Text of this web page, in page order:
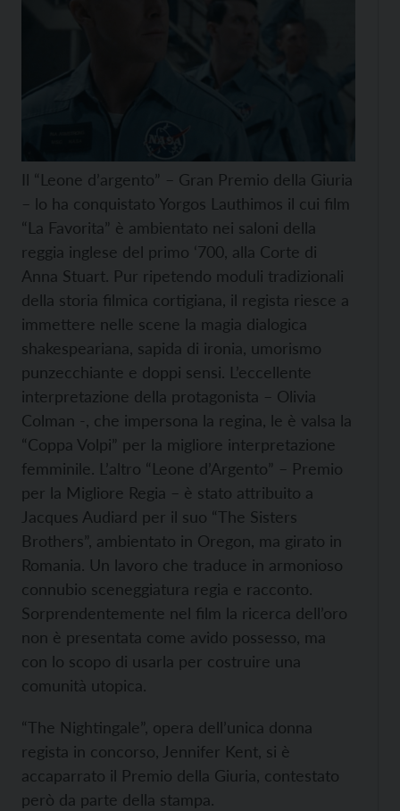
Il “Leone d’argento” – Gran Premio della Giuria
– lo ha conquistato Yorgos Lauthimos il cui film
“La Favorita” è ambientato nei saloni della
reggia inglese del primo ‘700, alla Corte di
Anna Stuart. Pur ripetendo moduli tradizionali
della storia filmica cortigiana, il regista riesce a
immettere nelle scene la magia dialogica
shakespeariana, sapida di ironia, umorismo
punzecchiante e doppi sensi. L’eccellente
interpretazione della protagonista – Olivia
Colman -, che impersona la regina, le è valsa la
“Coppa Volpi” per la migliore interpretazione
femminile. L’altro “Leone d’Argento” – Premio
per la Migliore Regia – è stato attribuito a
Jacques Audiard per il suo “The Sisters
Brothers”, ambientato in Oregon, ma girato in
Romania. Un lavoro che traduce in armonioso
connubio sceneggiatura regia e racconto.
Sorprendentemente nel film la ricerca dell’oro
non è presentata come avido possesso, ma
con lo scopo di usarla per costruire una
comunità utopica.
“The Nightingale”, opera dell’unica donna
regista in concorso, Jennifer Kent, si è
accaparrato il Premio della Giuria, contestato
però da parte della stampa.